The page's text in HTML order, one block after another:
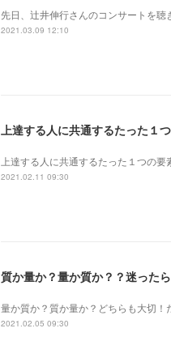
先日、辻井伸行さんのコンサートを
2021.03.09 12:10
上達する人に共通するたった１
上達する人に共通するたった１つの
2021.02.11 09:30
質か量か？量か質か？？迷った
量か質か？ 質か量か？ どちらも大切
2021.02.05 09:30